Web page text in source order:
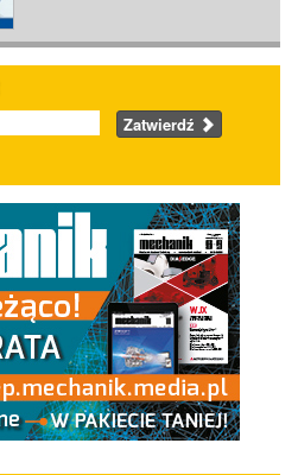
Zatwierdź